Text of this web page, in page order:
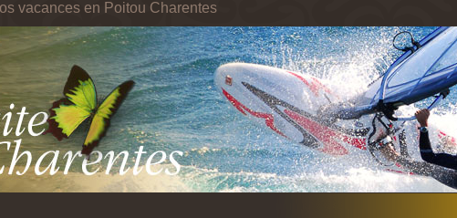
vacances en Poitou Charentes